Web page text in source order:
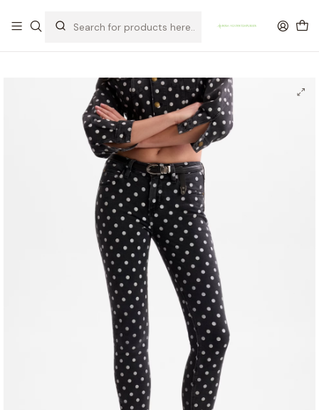
OFERTA DE PORTES DE ENVIO em compras para Portugal superiores a
80€ de artigos sem promoção